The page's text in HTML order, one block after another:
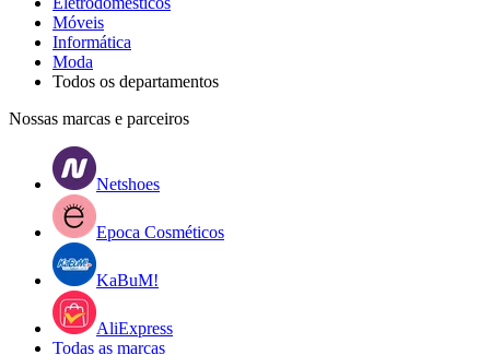
Móveis
Informática
Moda
Todos os departamentos
Nossas marcas e parceiros
Netshoes
Epoca Cosméticos
KaBuM!
AliExpress
Todas as marcas